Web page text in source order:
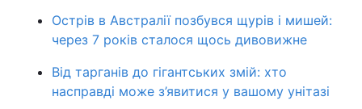
Острів в Австралії позбувся щурів і мишей:
через 7 років сталося щось дивовижне
Від тарганів до гігантських змій: хто
насправді може з’явитися у вашому унітазі